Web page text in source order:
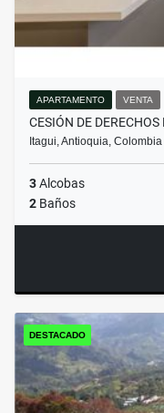
APARTAMENTO VENTA
CESIÓN DE
Itagui, Antioquia, Colombia
3Alcobas
2 Baños
DESTACADO